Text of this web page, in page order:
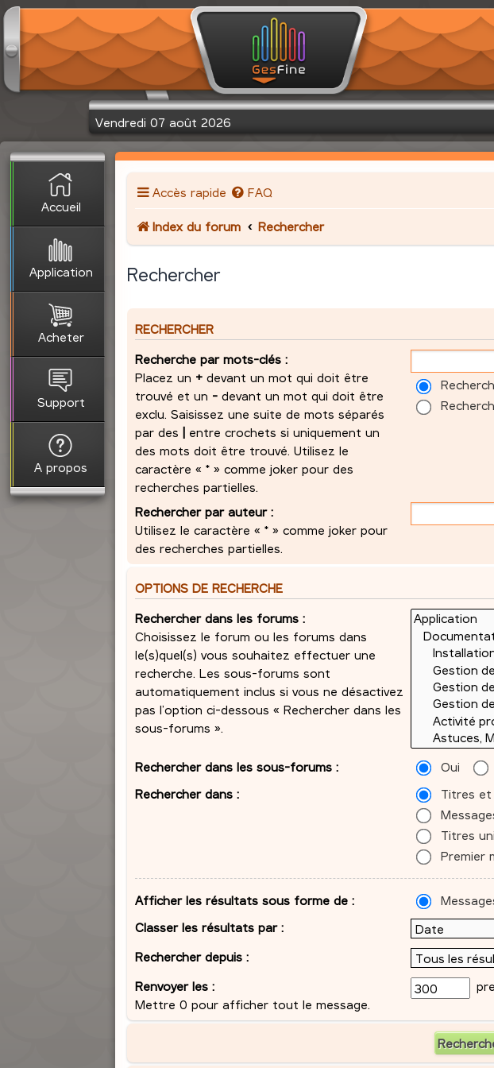
Vendredi 07 août 2026
Accueil
Application
Acheter
Support
A propos
Accès rapide FAQ
Index du forum Rechercher
Rechercher
RECHERCHER
Recherche par mots-clés :
Placez un + devant un mot qui doit être
trouvé et un - devant un mot qui doit être
exclu. Saisissez une suite de mots séparés
par des
entre crochets si uniquement un
des mots doit être trouvé. Utilisez le
caractère « * » comme joker pour des
recherches partielles.
Rechercher par auteur :
Utilisez le caractère « * » comme joker pour
des recherches partielles.
OPTIONS DE RECHERCHE
Rechercher dans les forums :
Choisissez le forum ou les forums dans
le(s)quel(s) vous souhaitez effectuer une
recherche. Les sous-forums sont
automatiquement inclus si vous ne désactivez
pas l’option ci-dessous « Rechercher dans les
sous-forums ».
Rechercher dans les sous-forums : Oui
Rechercher dans :
Titres et
Titres
Premier
Afficher les résultats sous forme de :
Classer les résultats par :
Rechercher depuis :
Renvoyer les :
Mettre 0 pour afficher tout le message.